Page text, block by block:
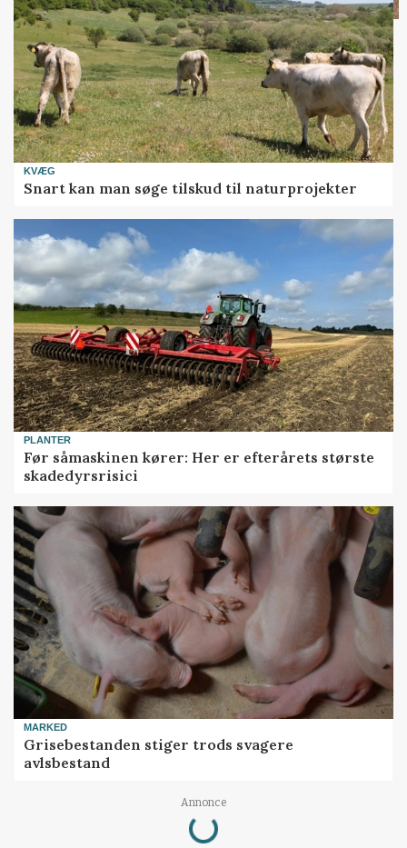
KVÆG
Snart kan man søge tilskud til naturprojekter
PLANTER
Før såmaskinen kører: Her er efterårets største
skadedyrsrisici
MARKED
Grisebestanden stiger trods svagere
avlsbestand
Annonce
Loading...